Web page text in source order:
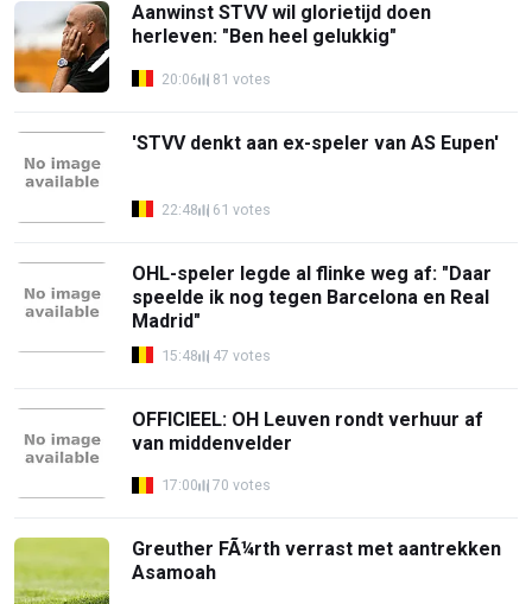
Aanwinst STVV wil glorietijd doen
herleven: "Ben heel gelukkig"
20:06 81 votes
'STVV denkt aan ex-speler van AS Eupen'
22:48 61 votes
OHL-speler legde al flinke weg af: "Daar
speelde ik nog tegen Barcelona en Real
Madrid"
15:48 47 votes
OFFICIEEL: OH Leuven rondt verhuur af
van middenvelder
17:00 70 votes
Greuther FÃ¼rth verrast met aantrekken
Asamoah